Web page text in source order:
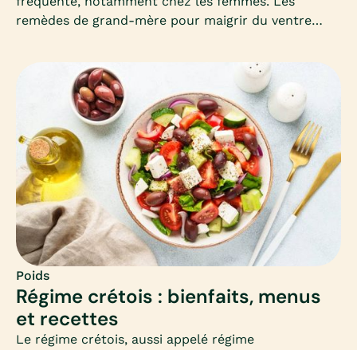
remèdes de grand-mère pour maigrir du ventre
Mais que valent-ils vraiment ? Découvrons
ensemble les astuces les plus connues, leur
efficacité et les précautions à connaître.
Poids
Régime crétois : bienfaits, menus
et recettes
Le régime crétois, aussi appelé régime